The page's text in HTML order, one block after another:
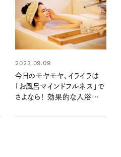
2023.09.09
今日のモヤモヤ、イライラは
「お風呂マインドフルネス」で
さよなら！ 効果的な入浴法を